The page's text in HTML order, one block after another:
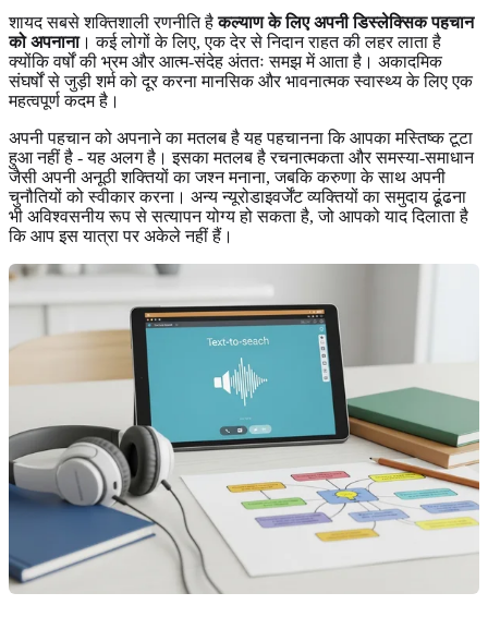
शायद सबसे शक्तिशाली रणनीति हैकल्याण के लिए अपनी डिस्लेक्सिक पहचान
को अपनाना। कई लोगों के लिए, एक देर से निदान राहत की लहर लाता है
क्योंकि वर्षों की भ्रम और आत्म-संदेह अंततः समझ में आता है। अकादमिक
संघर्षों से जुड़ी शर्म को दूर करना मानसिक और भावनात्मक स्वास्थ्य के लिए एक
महत्वपूर्ण कदम है।
अपनी पहचान को अपनाने का मतलब है यह पहचानना कि आपका मस्तिष्क टूटा
हुआ नहीं है - यह अलग है। इसका मतलब है रचनात्मकता और समस्या-समाधान
जैसी अपनी अनूठी शक्तियों का जश्न मनाना, जबकि करुणा के साथ अपनी
चुनौतियों को स्वीकार करना। अन्य न्यूरोडाइवर्जेंट व्यक्तियों का समुदाय ढूंढना
भी अविश्वसनीय रूप से सत्यापन योग्य हो सकता है, जो आपको याद दिलाता है
कि आप इस यात्रा पर अकेले नहीं हैं।